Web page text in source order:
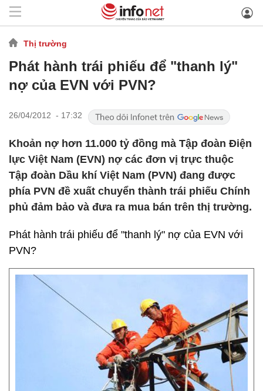
Thị trường
Phát hành trái phiếu để "thanh lý"
nợ của EVN với PVN?
26/04/2012 - 17:32
Khoản nợ hơn 11.000 tỷ đồng mà Tập đoàn Điện
lực Việt Nam (EVN) nợ các đơn vị trực thuộc
Tập đoàn Dầu khí Việt Nam (PVN) đang được
phía PVN đề xuất chuyển thành trái phiếu Chính
phủ đảm bảo và đưa ra mua bán trên thị trường.
Phát hành trái phiếu để "thanh lý" nợ của EVN với
PVN?